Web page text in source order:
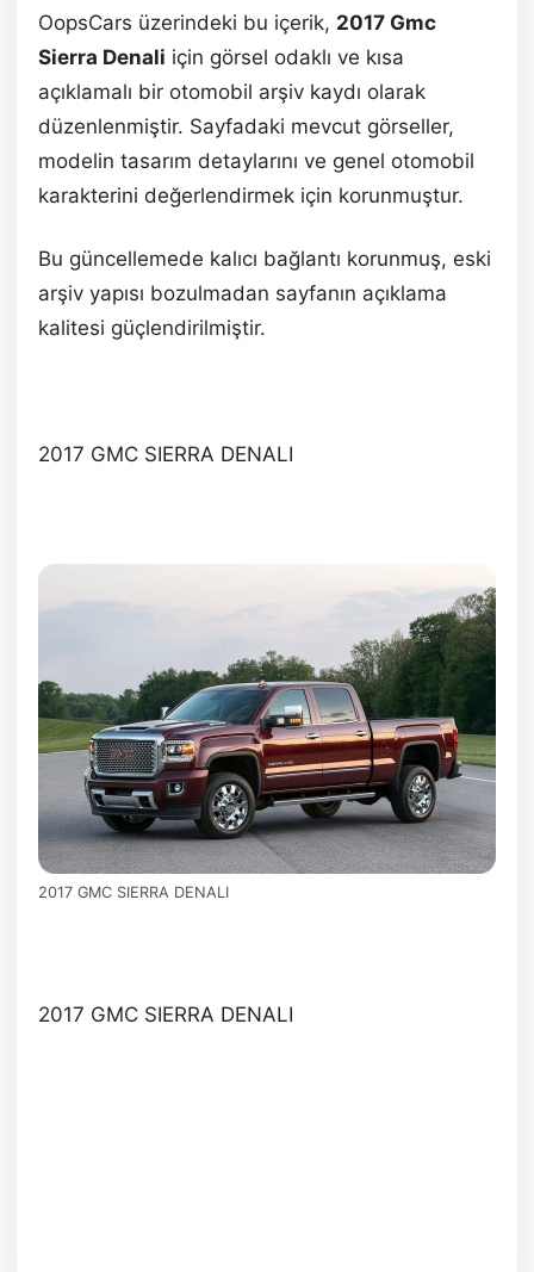
OopsCars üzerindeki bu içerik, 2017 Gmc
Sierra Denali için görsel odaklı ve kısa
açıklamalı bir otomobil arşiv kaydı olarak
düzenlenmiştir. Sayfadaki mevcut görseller,
modelin tasarım detaylarını ve genel otomobil
karakterini değerlendirmek için korunmuştur.
Bu güncellemede kalıcı bağlantı korunmuş, eski
arşiv yapısı bozulmadan sayfanın açıklama
kalitesi güçlendirilmiştir.
2017 GMC SIERRA DENALI
2017 GMC SIERRA DENALI
2017 GMC SIERRA DENALI